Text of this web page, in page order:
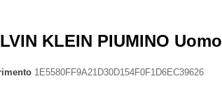
KLEIN PIUMINO Uomo
1E5580FF9A21D30D154F0F1D6EC39626